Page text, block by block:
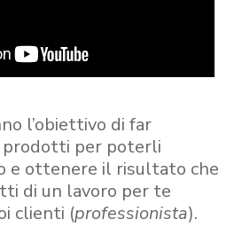
l’obiettivo di far
per poterli
e ottenere il risultato che
di un lavoro per te
clienti (professionista).